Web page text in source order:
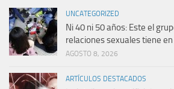
UNCATEGORIZED
Ni 40 ni 50 años: Este el
relaciones sexuales tiene
AGOSTO 8, 2026
ARTÍCULOS DESTACADOS